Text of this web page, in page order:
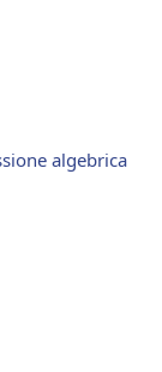
algebrica